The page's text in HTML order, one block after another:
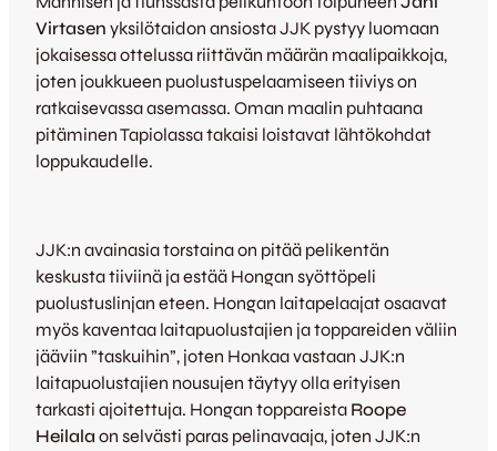
Virtasen yksilötaidon ansiosta JJK pystyy luomaan
jokaisessa ottelussa riittävän määrän maalipaikkoja,
joten joukkueen puolustuspelaamiseen tiiviys on
ratkaisevassa asemassa. Oman maalin puhtaana
pitäminen Tapiolassa takaisi loistavat lähtökohdat
loppukaudelle.
JJK:n avainasia torstaina on pitää pelikentän
keskusta tiiviinä ja estää Hongan syöttöpeli
puolustuslinjan eteen. Hongan laitapelaajat osaavat
myös kaventaa laitapuolustajien ja toppareiden väliin
jääviin ”taskuihin”, joten Honkaa vastaan JJK:n
laitapuolustajien nousujen täytyy olla erityisen
tarkasti ajoitettuja. Hongan toppareista Roope
Heilala on selvästi paras pelinavaaja, joten JJK:n